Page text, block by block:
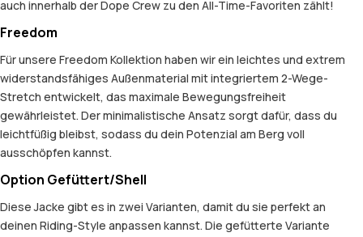
auch innerhalb der Dope Crew zu den All-Time-Favoriten zählt!
Freedom
Für unsere Freedom Kollektion haben wir ein leichtes und extrem
widerstandsfähiges Außenmaterial mit integriertem 2-Wege-
Stretch entwickelt, das maximale Bewegungsfreiheit
gewährleistet. Der minimalistische Ansatz sorgt dafür, dass du
leichtfüßig bleibst, sodass du dein Potenzial am Berg voll
ausschöpfen kannst.
Option Gefüttert/Shell
Diese Jacke gibt es in zwei Varianten, damit du sie perfekt an
deinen Riding-Style anpassen kannst. Die gefütterte Variante